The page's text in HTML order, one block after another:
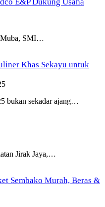
Muba, SMI…
Khas Sekayu untuk
bukan sekadar ajang…
Jirak Jaya,…
Sembako Murah, Beras &